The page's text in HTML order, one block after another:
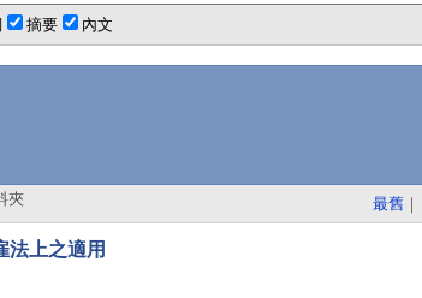
摘要 內文
夾 最舊 ｜
法上之適用